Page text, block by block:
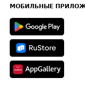
Техническая информация
МОБИЛЬНЫЕ